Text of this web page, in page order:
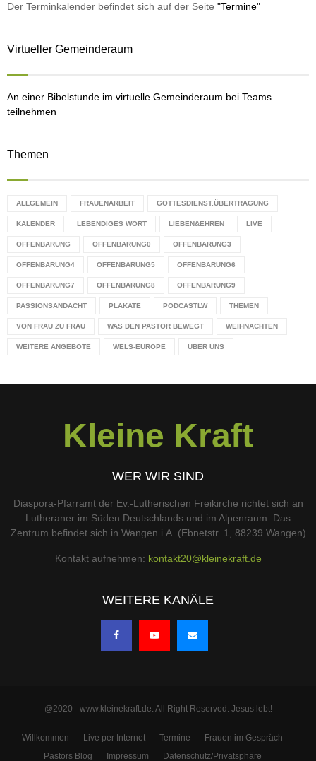
o
Der Terminkalender befindet sich auf der Seite "Termine"
Virtueller Gemeinderaum
An einer Bibelstunde im virtuelle Gemeinderaum bei Teams
teilnehmen
Themen
ALLGEMEIN FRAUENARBEIT GOTTESDIENST.ÜBERTRAGUNG
KALENDER LEBENDIGES WORT LIEBEN&EHREN LIVE
OFFENBARUNG OFFENBARUNG0 OFFENBARUNG3
OFFENBARUNG4 OFFENBARUNG5 OFFENBARUNG6
OFFENBARUNG7 OFFENBARUNG8 OFFENBARUNG9
PASSIONSANDACHT PLAKATE PODCASTLW THEMEN
VON FRAU ZU FRAU WAS DEN PASTOR BEWEGT WEIHNACHTEN
WEITERE ANGEBOTE WELS-EUROPE ÜBER UNS
Kleine Kraft
WER WIR SIND
Diaspora-Pfarramt der Ev.-Lutherischen Freikirche richtet sich an
Lutheraner im Süden Deutschlands und im Alpenraum. Das
Zentrum befindet sich in Wangen i.A. (Ebnetstr. 1, 88239 Wangen)
Kontakt aufnehmen: kontakt20@kleinekraft.de
WEITERE KANÄLE
@2020 - www.kleinekraft.de. All Right Reserved. Jesus lebt!
Willkommen Live per Internet Termine
Frauen im Gespräch
Pastors Blog
Impressum Datenschutz/Privatsphäre